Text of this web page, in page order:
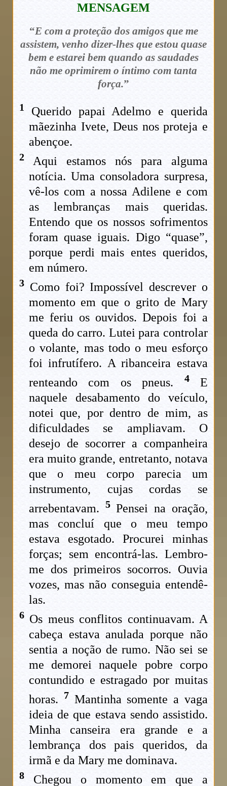
MENSAGEM
“E com a proteção dos amigos que me
assistem, venho dizer-lhes que estou quase
bem e estarei bem quando as saudades
não me oprimirem o íntimo com tanta
força.”
1
Querido papai Adelmo e querida
mãezinha Ivete, Deus nos proteja e
abençoe.
2 Aqui estamos nós para alguma
notícia. Uma consoladora surpresa,
vê-los com a nossa Adilene e com
as lembranças mais queridas.
Entendo que os nossos sofrimentos
foram quase iguais. Digo “quase”,
porque perdi mais entes queridos,
em número.
3 Como foi? Impossível descrever o
momento em que o grito de Mary
me feriu os ouvidos. Depois foi a
queda do carro. Lutei para controlar
o volante, mas todo o meu esforço
foi infrutífero. A ribanceira estava
renteando com os pneus.
4E
naquele desabamento do veículo,
notei que, por dentro de mim, as
dificuldades se ampliavam. O
desejo de socorrer a companheira
era muito grande, entretanto, notava
que o meu corpo parecia um
instrumento, cujas cordas se
arrebentavam. 5Pensei na oração,
mas concluí que o meu tempo
estava esgotado. Procurei minhas
forças; sem encontrá-las. Lembro-
me dos primeiros socorros. Ouvia
vozes, mas não conseguia entendê-
las.
6 Os meus conflitos continuavam. A
cabeça estava anulada porque não
sentia a noção de rumo. Não sei se
me demorei naquele pobre corpo
contundido e estragado por muitas
horas. 7 Mantinha somente a vaga
ideia de que estava sendo assistido.
Minha canseira era grande e a
lembrança dos pais queridos, da
irmã e da Mary me dominava.
8 Chegou o momento em que a